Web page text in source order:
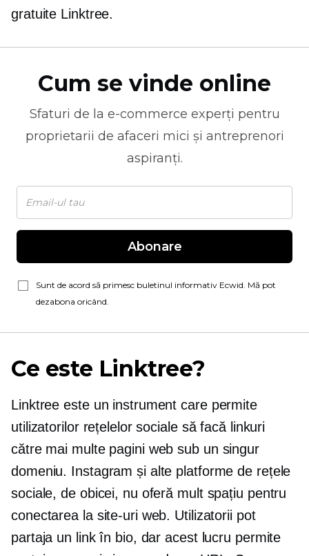
gratuite Linktree.
Cum se vinde online
Sfaturi de la e-commerce experți pentru
proprietarii de afaceri mici și antreprenori
aspiranți.
Abonare
Sunt de acord să primesc buletinul informativ Ecwid. Mă pot
dezabona oricând.
Ce este Linktree?
Linktree este un instrument care permite
utilizatorilor rețelelor sociale să facă linkuri
către mai multe pagini web sub un singur
domeniu. Instagram și alte platforme de rețele
sociale, de obicei, nu oferă mult spațiu pentru
conectarea la site-uri web. Utilizatorii pot
partaja un link în bio, dar acest lucru permite